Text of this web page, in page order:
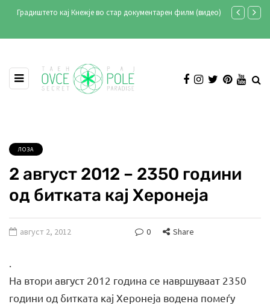
Градиштето кај Кнежје во стар документарен филм (видео)
ЛОЗА
2 август 2012 – 2350 години
од битката кај Херонеја
август 2, 2012 0 Share
На втори август 2012 година се навршуваат 2350
години од битката кај Херонеја водена помеѓу